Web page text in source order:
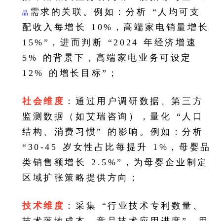
品 需求的关联。例如：分析 “人均可支
配收入每增长 10%，高端家电销量增长
15%”，进而判断 “2024 年经济增速
5% 的背景下，高端家电业务可设定
12% 的增长目标”；
社会维度 ：通过用户调研数据、第三方
监测数据（如艾瑞咨询），量化 “人口
结构、消费习惯” 的影响。例如：分析
“30-45 岁女性占比每提升 1%，母婴品
类销售额增长 2.5%”，为母婴企业制定
区域扩张策略提供方向；
技术维度 ：采集 “行业技术专利数量、